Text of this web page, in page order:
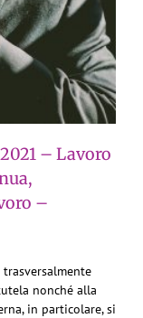
– Lavoro
–
nonché alla
in particolare, si